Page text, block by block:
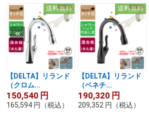
送料無料
【DELTA】リランド
（クロム...
150,540 円
165,594 円 （税込）
送料無料
【DELTA】リランド
（ベネチ...
190,320 円
209,352 円 （税込）